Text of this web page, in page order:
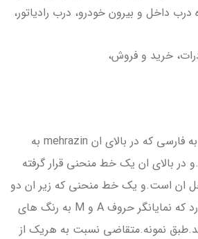
داخل و بيرون خودرو، درب رادياتور،
اجزاء علامت: مهر اذين به فارسي كه در بالاي ان mehrazin به
در بالاي ان يك خط منحني قرار گرفته
ان است.و يك خط منحني كه زير ان دو
خط موازي صاف قرار دارد كه نمايانگر حروف A و M به رنگ هاي
نمونه.متقاضي نسبت به هريك از